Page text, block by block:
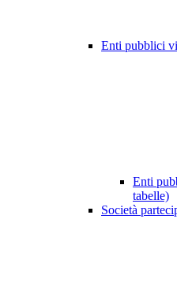
Enti pubblici
Enti
tabelle)
Società